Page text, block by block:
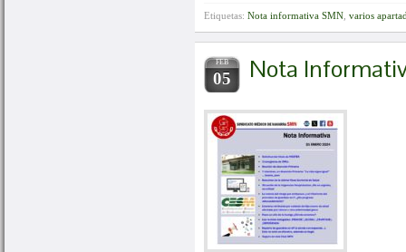
Etiquetas: Nota informativa SMN varios
FEB
05 Nota